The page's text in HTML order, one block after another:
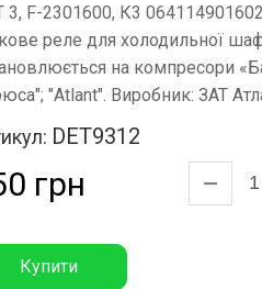
3, F-2301600, К3
реле для холодильної
на компресори
"Atlant". Виробник: ЗАТ
DET9312
грн
Купити